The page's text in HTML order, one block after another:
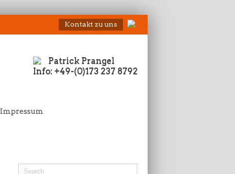
Kontakt zu uns
Patrick Prangel
Info: +49-(0)173 237 8792
Impressum